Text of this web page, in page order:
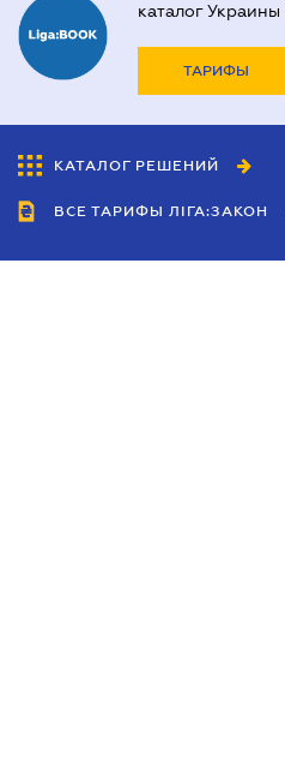
каталог Украины
ТАРИФЫ
КАТАЛОГ РЕШЕНИЙ
ВСЕ ТАРИФЫ ЛІГА:ЗАКОН